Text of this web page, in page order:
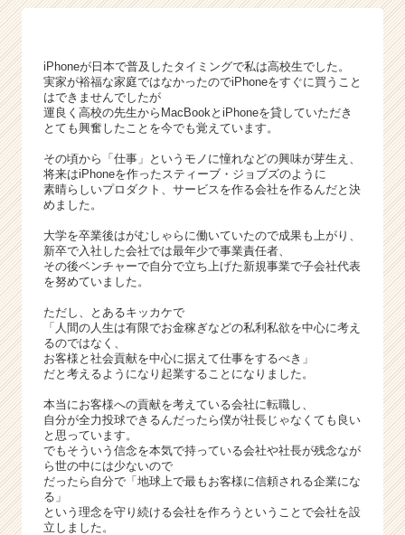
ベ
ャ
ー
#
イ
フ
ル
サ
ー
#
R
|
ベ
ン
ャ
ー・
成
長
企
業
か
iPhoneが日本で普及したタイミングで私は高校生でした。
実家が裕福な家庭ではなかったのでiPhoneをすぐに買うこと
はできませんでしたが
運良く高校の先生からMacBookとiPhoneを貸していただき
とても興奮したことを今でも覚えています。
その頃から「仕事」というモノに憧れなどの興味が芽生え、
将来はiPhoneを作ったスティーブ・ジョブズのように
素晴らしいプロダクト、サービスを作る会社を作るんだと決
めました。
大学を卒業後はがむしゃらに働いていたので成果も上がり、
新卒で入社した会社では最年少で事業責任者、
その後ベンチャーで自分で立ち上げた新規事業で子会社代表
を努めていました。
ただし、とあるキッカケで
「人間の人生は有限でお金稼ぎなどの私利私欲を中心に考え
るのではなく、
お客様と社会貢献を中心に据えて仕事をするべき」
だと考えるようになり起業することになりました。
本当にお客様への貢献を考えている会社に転職し、
自分が全力投球できるんだったら僕が社長じゃなくても良い
と思っています。
でもそういう信念を本気で持っている会社や社長が残念なが
ら世の中には少ないので
だったら自分で「地球上で最もお客様に信頼される企業にな
る」
という理念を守り続ける会社を作ろうということで会社を設
立しました。